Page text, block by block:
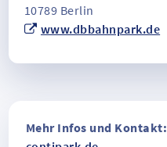
10789 Berlin
www.dbbahnpark.de
Mehr Infos und Kontakt: